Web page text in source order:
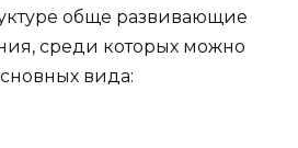
обще развивающие
среди которых можно
вида: